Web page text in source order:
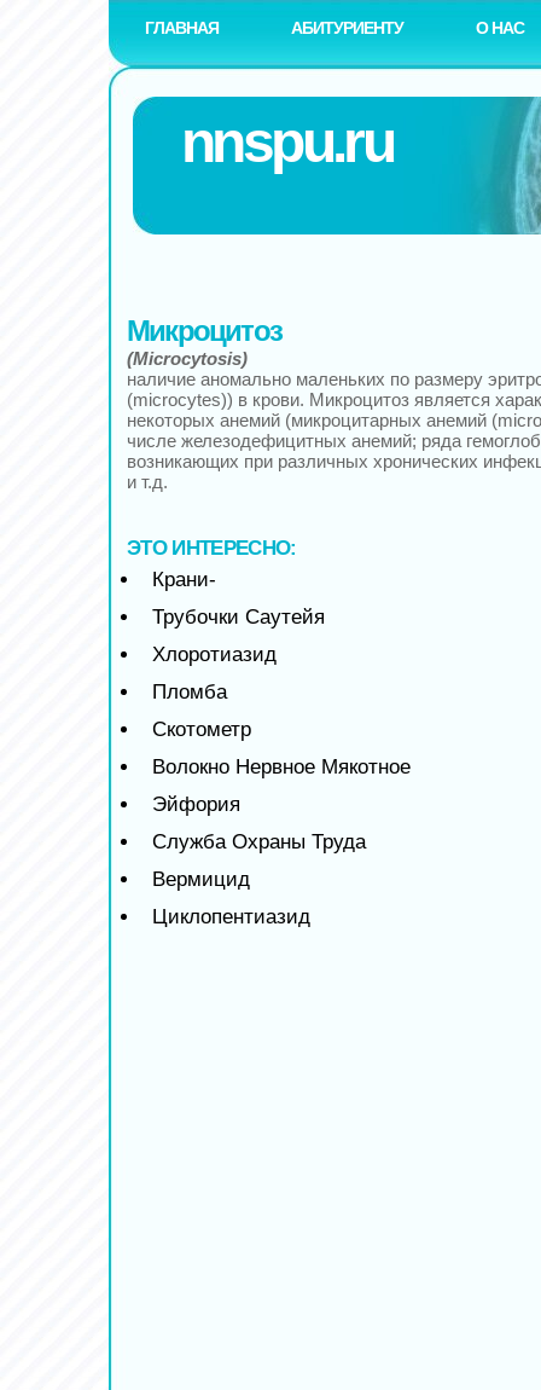
ГЛАВНАЯ АБИТУРИЕНТУ О НАС
nnspu.ru
Микроцитоз
(Microcytosis)
наличие аномально маленьких по размеру
(microcytes)) в крови. Микроцитоз является
некоторых анемий (микроцитарных анемий
числе железодефицитных анемий; ряда
возникающих при различных хронических
и т.д.
ЭТО ИНТЕРЕСНО:
Крани-
Трубочки Саутейя
Хлоротиазид
Пломба
Скотометр
Волокно Нервное Мякотное
Эйфория
Служба Охраны Труда
Вермицид
Циклопентиазид